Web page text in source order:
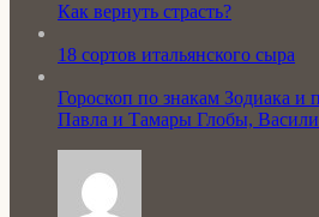
Как вернуть страсть?
18 сортов итальянского сыра
Гороскоп по знакам Зодиака и
Павла и Тамары Глобы,